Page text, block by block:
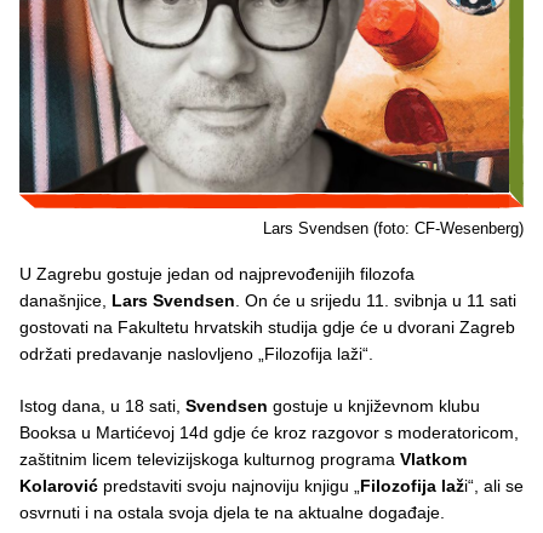
Lars Svendsen (foto: CF-Wesenberg)
U Zagrebu gostuje jedan od najprevođenijih filozofa
današnjice, Lars Svendsen . On će u srijedu 11. svibnja u 11 sati
gostovati na Fakultetu hrvatskih studija gdje će u dvorani Zagreb
održati predavanje naslovljeno „Filozofija laži“.
Istog dana, u 18 sati, Svendsen gostuje u književnom klubu
Booksa u Martićevoj 14d gdje će kroz razgovor s moderatoricom,
zaštitnim licem televizijskoga kulturnog programa Vlatkom
Kolarović predstaviti svoju najnoviju knjigu „ Filozofija laži“, ali se
osvrnuti i na ostala svoja djela te na aktualne događaje.